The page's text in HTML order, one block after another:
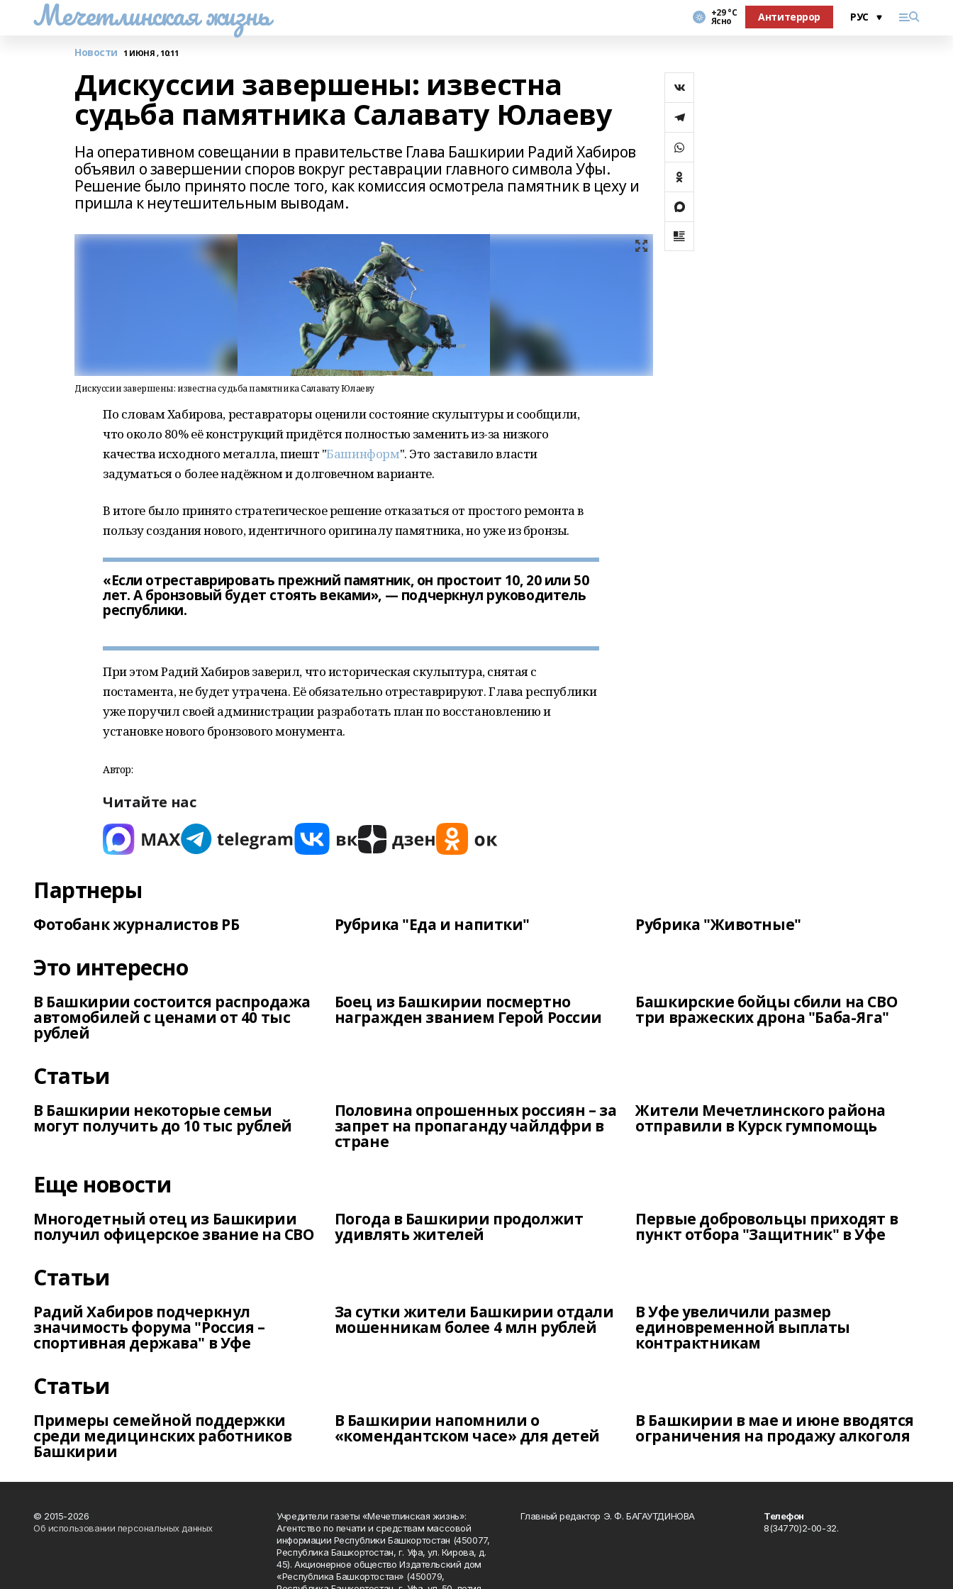
Мечетлинская жизнь +29 °С
Ясно Антитеррор
Новости 1 ИЮНЯ , 10:11
Дискуссии завершены: известна
судьба памятника Салавату Юлаеву
На оперативном совещании в правительстве Глава Башкирии Радий Хабиров
объявил о завершении споров вокруг реставрации главного символа Уфы.
Решение было принято после того, как комиссия осмотрела памятник в цеху и
пришла к неутешительным выводам.
Дискуссии завершены: известна судьба памятника Салавату Юлаеву
По словам Хабирова, реставраторы оценили состояние скульптуры и сообщили,
что около 80% её конструкций придётся полностью заменить из-за низкого
качества исходного металла, пиешт "Башинформ". Это заставило власти
задуматься о более надёжном и долговечном варианте.
В итоге было принято стратегическое решение отказаться от простого ремонта в
пользу создания нового, идентичного оригиналу памятника, но уже из бронзы.
«Если отреставрировать прежний памятник, он простоит 10, 20 или 50
лет. А бронзовый будет стоять веками», — подчеркнул руководитель
республики.
При этом Радий Хабиров заверил, что историческая скульптура, снятая с
постамента, не будет утрачена. Её обязательно отреставрируют. Глава республики
уже поручил своей администрации разработать план по восстановлению и
установке нового бронзового монумента.
Автор:
Читайте нас
Партнеры
Фотобанк журналистов РБ Рубрика "Еда и напитки" Рубрика "Животные"
Это интересно
В Башкирии состоится распродажа
автомобилей с ценами от 40 тыс
рублей
Боец из Башкирии посмертно
награжден званием Герой России
Башкирские бойцы сбили на СВО
три вражеских дрона "Баба-Яга"
Статьи
В Башкирии некоторые семьи
могут получить до 10 тыс рублей
Половина опрошенных россиян – за
запрет на пропаганду чайлдфри в
стране
Жители Мечетлинского района
отправили в Курск гумпомощь
Еще новости
Многодетный отец из Башкирии
получил офицерское звание на СВО
Погода в Башкирии продолжит
удивлять жителей
Первые добровольцы приходят в
пункт отбора "Защитник" в Уфе
Статьи
Радий Хабиров подчеркнул
значимость форума "Россия –
спортивная держава" в Уфе
За сутки жители Башкирии отдали
мошенникам более 4 млн рублей
В Уфе увеличили размер
единовременной выплаты
контрактникам
Статьи
Примеры семейной поддержки
среди медицинских работников
Башкирии
В Башкирии напомнили о
«комендантском часе» для детей
В Башкирии в мае и июне вводятся
ограничения на продажу алкоголя
© 2015-2026
Об использовании персональных данных
Учредители газеты «Мечетлинская жизнь»:
Агентство по печати и средствам массовой
информации Республики Башкортостан (450077,
Республика Башкортостан, г. Уфа, ул. Кирова, д.
45). Акционерное общество Издательский дом
«Республика Башкортостан» (450079,
Главный редактор Э. Ф. БАГАУТДИНОВА
Телефон
8(34770)2-00-32.